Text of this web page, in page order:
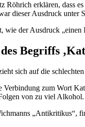
Röhrich erklären, dass
dieser Ausdruck unter
wie der Ausdruck
Begriffs
sich auf die
Verbindung zum Wort
von zu viel Alkohol.
„Antikritikus“,